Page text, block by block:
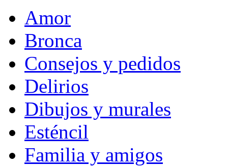
Amor
Bronca
Consejos y pedidos
Delirios
Dibujos y murales
Esténcil
Familia y amigos